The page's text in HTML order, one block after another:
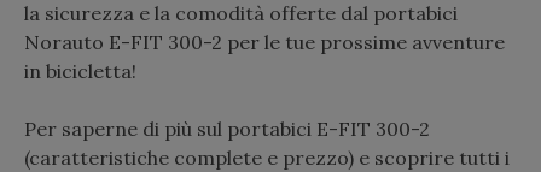
la sicurezza e la comodità offerte dal portabici
Norauto E-FIT 300-2 per le tue prossime avventure
in bicicletta!
Per saperne di più sul portabici E-FIT 300-2
(caratteristiche complete e prezzo) e scoprire tutti i